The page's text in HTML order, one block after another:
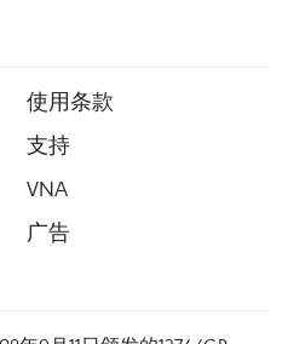
使用条款
支持
VNA
广告